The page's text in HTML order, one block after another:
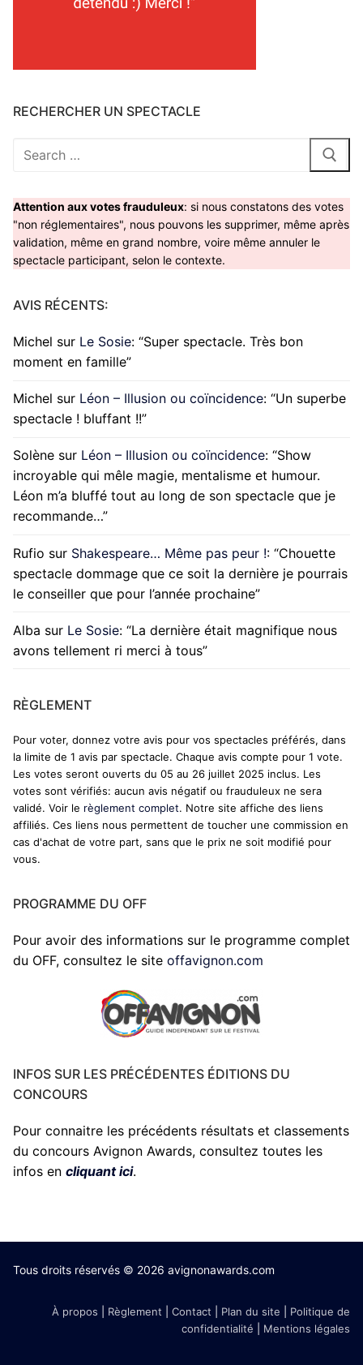
RECHERCHER UN SPECTACLE
Rechercher
Attention aux votes frauduleux: si nous constatons des votes
"non réglementaires", nous pouvons les supprimer, même après
validation, même en grand nombre, voire même annuler le
spectacle participant, selon le contexte.
AVIS RÉCENTS:
Michel sur Le Sosie: “Super spectacle. Très bon
moment en famille”
Michel sur Léon – Illusion ou coïncidence: “Un superbe
spectacle ! bluffant !!”
Solène sur Léon – Illusion ou coïncidence: “Show
incroyable qui mêle magie, mentalisme et humour.
Léon m’a bluffé tout au long de son spectacle que je
recommande…”
Rufio sur Shakespeare… Même pas peur !: “Chouette
spectacle dommage que ce soit la dernière je pourrais
le conseiller que pour l’année prochaine”
Alba sur Le Sosie: “La dernière était magnifique nous
avons tellement ri merci à tous”
RÈGLEMENT
Pour voter, donnez votre avis pour vos spectacles préférés, dans
la limite de 1 avis par spectacle. Chaque avis compte pour 1 vote.
Les votes seront ouverts du 05 au 26 juillet 2025 inclus. Les
votes sont vérifiés: aucun avis négatif ou frauduleux ne sera
validé. Voir le règlement complet. Notre site affiche des liens
affiliés. Ces liens nous permettent de toucher une commission en
cas d'achat de votre part, sans que le prix ne soit modifié pour
vous.
PROGRAMME DU OFF
Pour avoir des informations sur le programme complet
du OFF, consultez le site offavignon.com
INFOS SUR LES PRÉCÉDENTES ÉDITIONS DU
CONCOURS
Pour connaitre les précédents résultats et classements
du concours Avignon Awards, consultez toutes les
infos en cliquant ici.
Tous droits réservés © 2026 avignonawards.com
À propos Règlement Contact Plan du site
Politique de
confidentialité
Mentions légales